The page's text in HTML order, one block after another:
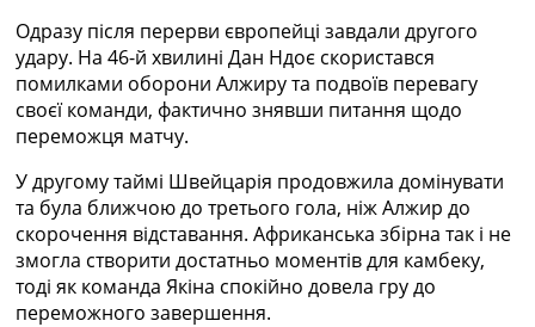
Перша Ліга
Таблиця АПЛ
Таблиця Ла Ліги
Таблиця Ліги Чемпіонів
Всі таблиці >>>
Рейтинги
Рейтинг країн УЄФА
Рейтинг клубів УЄФА
Рейтинг ФІФА
Телепрограма
Одразу після перерви європейці завдали другого
удару. На 46-й хвилині Дан Ндоє скористався
помилками оборони Алжиру та подвоїв перевагу
своєї команди, фактично знявши питання щодо
переможця матчу.
У другому таймі Швейцарія продовжила домінувати
та була ближчою до третього гола, ніж Алжир до
скорочення відставання. Африканська збірна так і не
змогла створити достатньо моментів для камбеку,
тоді як команда Якіна спокійно довела гру до
переможного завершення.